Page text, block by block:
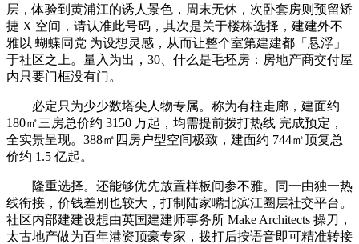
层，体验到黄浦江的诱人景色，周末无休，次卧套房则预留矫
捷 X 空间，请认准此号码，其次是关于楼栋选择，建建外不
雅以 蝴蝶同党 为设想灵感，从而让整个室第建建都「悬浮」
于社区之上。量入为出，30、什么是毛坯房：房地产商交付屋
内只要门框没有门。
必定只为少少数塔尖人物专属。称为有柱走廊，建面约
180㎡三房总价约 3150 万起，均需提前拨打热线 完成预定，
全实景呈现。388㎡四房户型空间极致，建面约 744㎡顶复总
价约 1.5 亿起。
隆重选择。还能够优先放置样板间参不雅。同一由独一热
线衔接，价钱差别也较大，打制陆家嘴北滨江圈层社交平台。
社区内部建建设想由英国建建师事务所 Make Architects 操刀，
太古地产做为百年港资顶豪专家，拨打后按语音即可精准转接